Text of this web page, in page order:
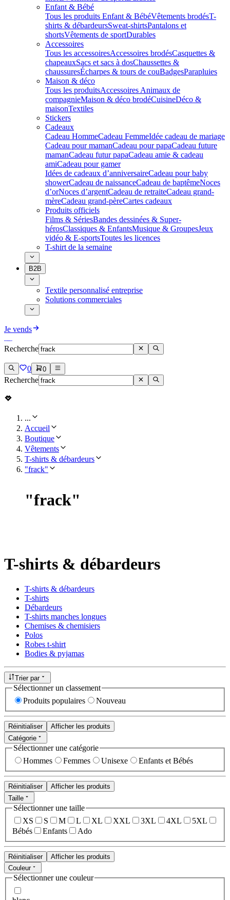
Enfant & Bébé
Tous les produits Enfant & BébéVêtements brodésT-
shirts & débardeursSweat-shirtsPantalons et
shortsVêtements de sportDurables
Accessoires
Tous les accessoiresAccessoires brodésCasquettes &
chapeauxSacs et sacs à dosChaussettes &
chaussuresÉcharpes & tours de couBadgesParapluies
Maison & déco
Tous les produitsAccessoires Animaux de
compagnieMaison & déco brodéCuisineDéco &
maisonTextiles
Stickers
Cadeaux
Cadeau HommeCadeau FemmeIdée cadeau de mariage​
Cadeau pour mamanCadeau pour papaCadeau future
mamanCadeau futur papaCadeau amie & cadeau
amiCadeau pour gamer
Idées de cadeaux d’anniversaireCadeau pour baby
showerCadeau de naissanceCadeau de baptêmeNoces
d’orNoces d’argentCadeau de retraiteCadeau grand-
mèreCadeau grand-pèreCartes cadeaux
Produits officiels
Films & SériesBandes dessinées & Super-
hérosClassiques & EnfantsMusique & GroupesJeux
vidéo & E-sportsToutes les licences
T-shirt de la semaine
B2B
Textile personnalisé entreprise
Solutions commerciales
Je vends
Recherche
0 0
Recherche
...
Accueil
Boutique
Vêtements
T-shirts & débardeurs
"frack"
"frack"
T-shirts & débardeurs
T-shirts & débardeurs
T-shirts
Débardeurs
T-shirts manches longues
Chemises & chemisiers
Polos
Robes t-shirt
Bodies & pyjamas
Trier par
Sélectionner un classement
Produits populaires
Nouveau
Réinitialiser
Afficher les produits
Catégorie
Sélectionner une catégorie
Hommes
Femmes Unisexe Enfants et Bébés
Réinitialiser
Afficher les produits
Taille
Sélectionner une taille
XS
S M L XL XXL 3XL 4XL
5XL
Bébés
Enfants Ado
Réinitialiser
Afficher les produits
Couleur
Sélectionner une couleur